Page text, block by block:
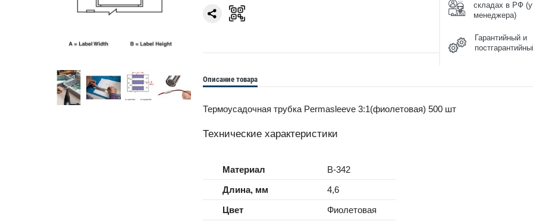
складах в РФ
менеджера)
Гарантийный и
Описание товара
Термоусадочная трубка Permasleeve 3:1(фиолетовая) 500 шт
Технические характеристики
Материал
B-342
Длина, мм
4,6
Цвет
Фиолетовая